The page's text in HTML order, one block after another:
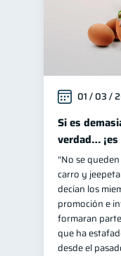
01 / 03 /
Si es
verdad…
“No se
carro y
decían los
promoción e
formaran
que ha
desde el